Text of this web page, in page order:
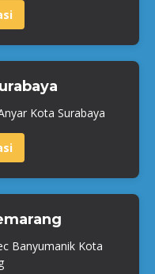
Kota Surabaya
Banyumanik Kota